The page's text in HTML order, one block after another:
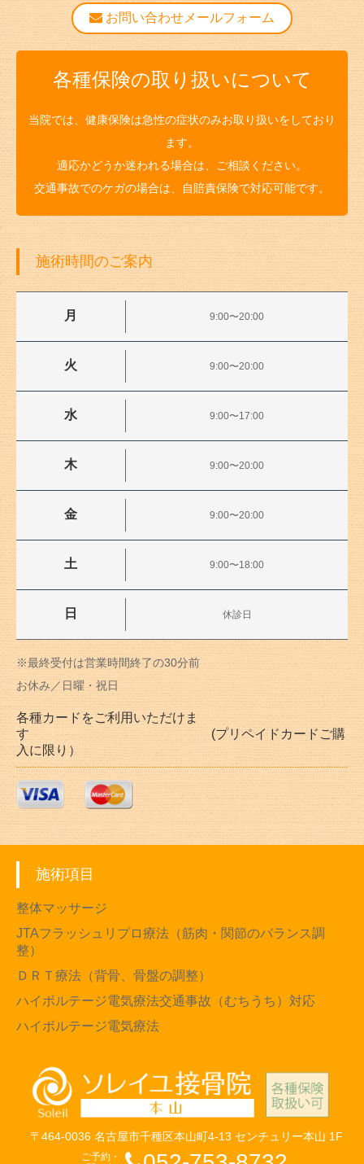
お問い合わせメールフォーム
各種保険の取り扱いについて
当院では、健康保険は急性の症状のみお取り扱いをしており
ます。
適応かどうか迷われる場合は、ご相談ください。
交通事故でのケガの場合は、自賠責保険で対応可能です。
施術時間のご案内
月 9:00〜20:00
火 9:00〜20:00
水 9:00〜17:00
木 9:00〜20:00
金 9:00〜20:00
土 9:00〜18:00
日 休診日
※最終受付は営業時間終了の30分前
お休み／日曜・祝日
各種カードをご利用いただけま
す (プリペイドカードご購
入に限り）
施術項目
整体マッサージ
JTAフラッシュリプロ療法（筋肉・関節のバランス調
整）
ＤＲＴ療法（背骨、骨盤の調整）
ハイボルテージ電気療法交通事故（むちうち）対応
ハイボルテージ電気療法
〒464-0036 名古屋市千種区本山町4-13 センチュリー本山 1F
ご予約・